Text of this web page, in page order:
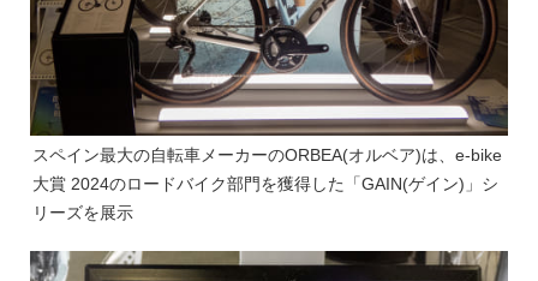
スペイン最大の自転車メーカーのORBEA(オルベア)は、e-bike
大賞 2024のロードバイク部門を獲得した「GAIN(ゲイン)」シ
リーズを展示